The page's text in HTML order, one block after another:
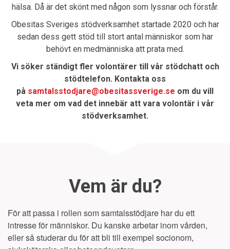
hälsa. Då är det skönt med någon som lyssnar och förstår.
Obesitas Sveriges stödverksamhet startade 2020 och har
sedan dess gett stöd till stort antal människor som har
behövt en medmänniska att prata med.
Vi söker ständigt fler volontärer till vår stödchatt och
stödtelefon. Kontakta oss
på samtalsstodjare@obesitassverige.se om du vill
veta mer om vad det innebär att vara volontär i vår
stödverksamhet.
Vem är du?
För att passa i rollen som samtalsstödjare har du ett
intresse för människor. Du kanske arbetar inom vården,
eller så studerar du för att bli till exempel socionom,